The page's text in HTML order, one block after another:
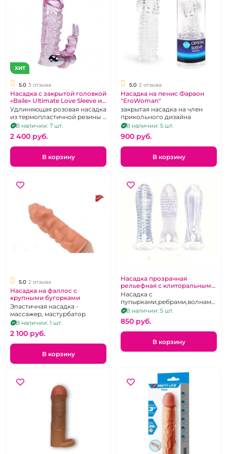
ХИТ
5.0 3 отзыва
Насадка с закрытой головкой
«Baile» Ultimate Love Sleeve и
клиторальным
стимулятором
Удлиняющая розовая насадка
из термопластичной резины и
вибропуля.
В наличии: 7 шт.
2 400 pуб.
В корзину
5.0 2 отзыва
Насадка на пенис Фараон
"EroWoman"
закрытая насадка на член
прикольного дизайна
В наличии: 5 шт.
900 pуб.
В корзину
5.0 2 отзыва
Насадка на фаллос с
крупными бугорками
Эластичная насадка -
массажер, мастурбатор
В наличии: 1 шт.
2 100 pуб.
В корзину
Насадка прозрачная
рельефная с клиторальным
стимулятором, рельеф в
ассортименте
Насадка с
пупырками,ребрами,волнами
в ассортименте
В наличии: 5 шт.
850 pуб.
В корзину